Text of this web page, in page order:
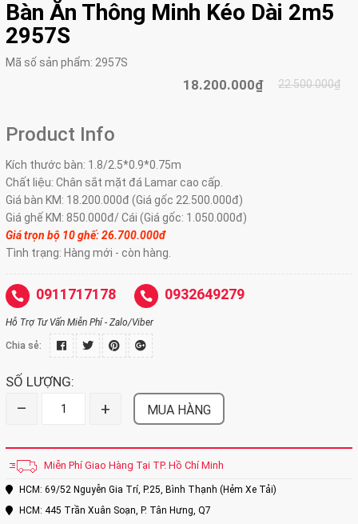
Bàn Ăn Thông Minh Kéo Dài 2m5
2957S
Mã số sản phẩm: 2957S
18.200.000₫ 22.500.000₫
Product Info
Kích thước bàn: 1.8/2.5*0.9*0.75m
Chất liệu: Chân sắt mặt đá Lamar cao cấp.
Giá bàn KM: 18.200.000đ (Giá gốc 22.500.000đ)
Giá ghế KM: 850.000đ/ Cái (Giá gốc: 1.050.000đ)
Giá trọn bộ 10 ghế: 26.700.000đ
Tình trạng: Hàng mới - còn hàng.
0911717178 0932649279
Hỗ Trợ Tư Vấn Miễn Phí - Zalo/Viber
Chia sẻ:
SỐ LƯỢNG:
– + MUA HÀNG
Miễn Phí Giao Hàng Tại TP. Hồ Chí Minh
HCM: 69/52 Nguyễn Gia Trí, P.25, Bình Thạnh (Hẻm Xe Tải)
HCM: 445 Trần Xuân Soạn, P. Tân Hưng, Q7